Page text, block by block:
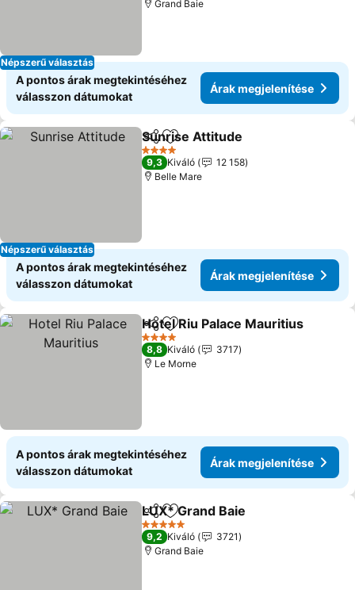
Népszerű választás
Grand Baie
A pontos árak megtekintéséhez
válasszon dátumokat
Árak megjelenítése
Népszerű választás
Megosztás
Hozzáadás a kedvencekhez
Sunrise Attitude
4 Kategória
9,3 Kiváló
12 158
Belle Mare
A pontos árak megtekintéséhez
válasszon dátumokat
Árak megjelenítése
MegosztásHozzáadás a kedvencekhez
Hotel Riu Palace Mauritius
4 Kategória
8,8 Kiváló
3717
Le Morne
A pontos árak megtekintéséhez
válasszon dátumokat
Árak megjelenítése
Megosztás
Hozzáadás a kedvencekhez
LUX* Grand Baie
5 Kategória
9,2 Kiváló
3721
Grand Baie